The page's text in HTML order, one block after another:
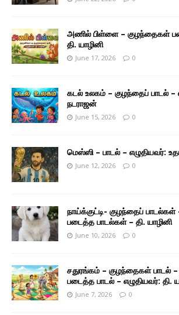
அணில் பிள்ளை – குழந்தைகள்
தி. யாழினி
June 17, 2026 0
கடல் உலகம் – குழந்தைப் பாடல் –
நடராஜன்
June 15, 2026 0
மெஸ்ஸி – பாடல் – எழுதியவர்:
June 12, 2026 0
நாய்க்குட்டி- குழந்தைப்
படைத்த பாடல்கள் – தி. யாழினி
June 10, 2026 0
சதுரங்கம் – குழந்தைகள் பாடல்
படைத்த பாடல் – எழுதியவர்: தி.
June 7, 2026 0